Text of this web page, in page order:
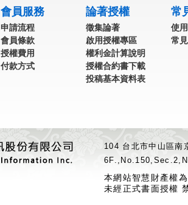
會員服務
申請流程
會員條款
授權費用
付款方式
論著授權
徵集論著
啟用授權專區
權利金計算說明
授權合約書下載
投稿基本資料表
常
使
常
104 台北市中山區
本網站智慧財產權
未經正式書面授權